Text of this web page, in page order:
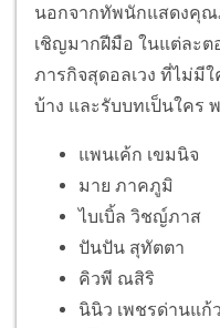
นอกจากทัพนักแสดงคุณ
เชิญมากฝีมือ ในแต่ละต
ภารกิจสุดอลเวง ที่ไม่มี
บ้าง และรับบทเป็นใคร
แพนเค้ก เขมนิจ
มาย ภาคภูมิ
ไบเบิ้ล วิชญ์ภาส
ปันปัน สุทัตตา
คิวพี ณสิริ
นินิว เพชรด่านแก้ว